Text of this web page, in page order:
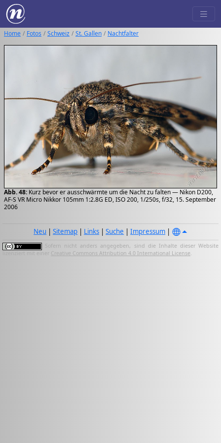
Home Fotos Schweiz St. Gallen Nachtfalter
Abb. 48: Kurz bevor er ausschwärmte um die Nacht zu falten — Nikon D200,
AF-S VR Micro Nikkor 105mm 1:2.8G ED, ISO 200, 1/250s, f/32, 15. September
2006
Neu |Sitemap | Links |Suche |Impressum |
Sofern nicht anders angegeben, sind die Inhalte dieser Website
lizenziert mit einer Creative Commons Attribution 4.0 International License.